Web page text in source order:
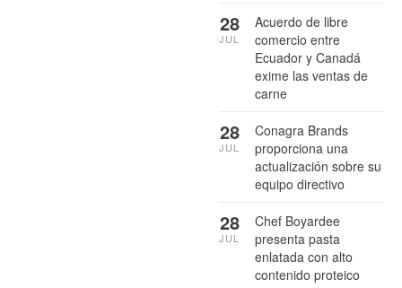
Acuerdo de libre
comercio entre
Ecuador y Canadá
exime las ventas de
carne
28
JUL
Conagra Brands
proporciona una
actualización sobre su
equipo directivo
28
JUL
Chef Boyardee
presenta pasta
enlatada con alto
contenido proteico
28
JUL